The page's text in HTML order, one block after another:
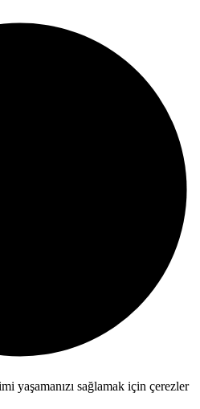
yaşamanızı sağlamak için çerezler